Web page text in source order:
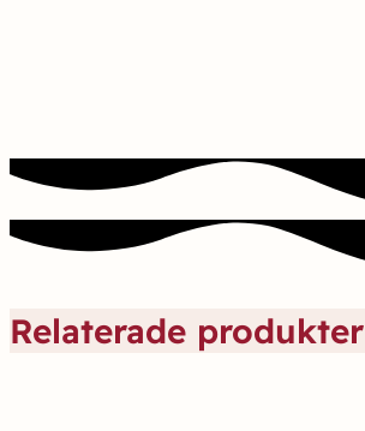
Relaterade produkter